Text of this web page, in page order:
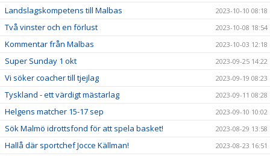
Landslagskompetens till Malbas 2023-10-10 08:18
Två vinster och en förlust 2023-10-08 18:54
Kommentar från Malbas 2023-10-03 12:18
Super Sunday 1 okt 2023-09-25 14:22
Vi söker coacher till tjejlag 2023-09-19 08:23
Tyskland - ett värdigt mästarlag 2023-09-11 08:28
Helgens matcher 15-17 sep 2023-09-10 10:02
Sök Malmö idrottsfond för att spela basket! 2023-08-29 13:58
Hallå där sportchef Jocce Källman! 2023-08-23 16:51